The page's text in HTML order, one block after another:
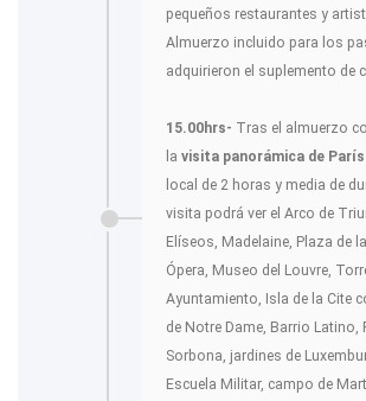
pequeños restaurantes y
Almuerzo incluido para los
adquirieron el suplemento de
15.00hrs- Tras el almuerzo
la visita panorámica de París
local de 2 horas y media de
visita podrá ver el Arco de
Elíseos, Madelaine, Plaza de
Ópera, Museo del Louvre,
Ayuntamiento, Isla de la Cite
de Notre Dame, Barrio Latino,
Sorbona, jardines de
Escuela Militar, campo de